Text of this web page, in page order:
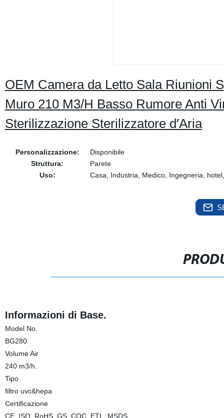
OEM Camera da Letto Sala Riunioni
Muro 210 M3/H Basso Rumore Anti
Sterilizzazione Sterilizzatore d′Aria
Personalizzazione:
Disponibile
Struttura:
Parete
Uso:
Casa, Industria, Medico, Ingegneria,
Informazioni di Base.
Model No.
BG280
Volume Air
240 m3/h.
Tipo
filtro uvc&hepa
Certificazione
CE, ISO, RoHS, GS, CQC, ETL, MSDS